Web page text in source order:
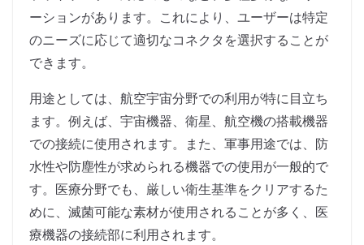
ーションがあります。これにより、ユーザーは特定
のニーズに応じて適切なコネクタを選択することが
できます。
用途としては、航空宇宙分野での利用が特に目立ち
ます。例えば、宇宙機器、衛星、航空機の搭載機器
での接続に使用されます。また、軍事用途では、防
水性や防塵性が求められる機器での使用が一般的で
す。医療分野でも、厳しい衛生基準をクリアするた
めに、滅菌可能な素材が使用されることが多く、医
療機器の接続部に利用されます。